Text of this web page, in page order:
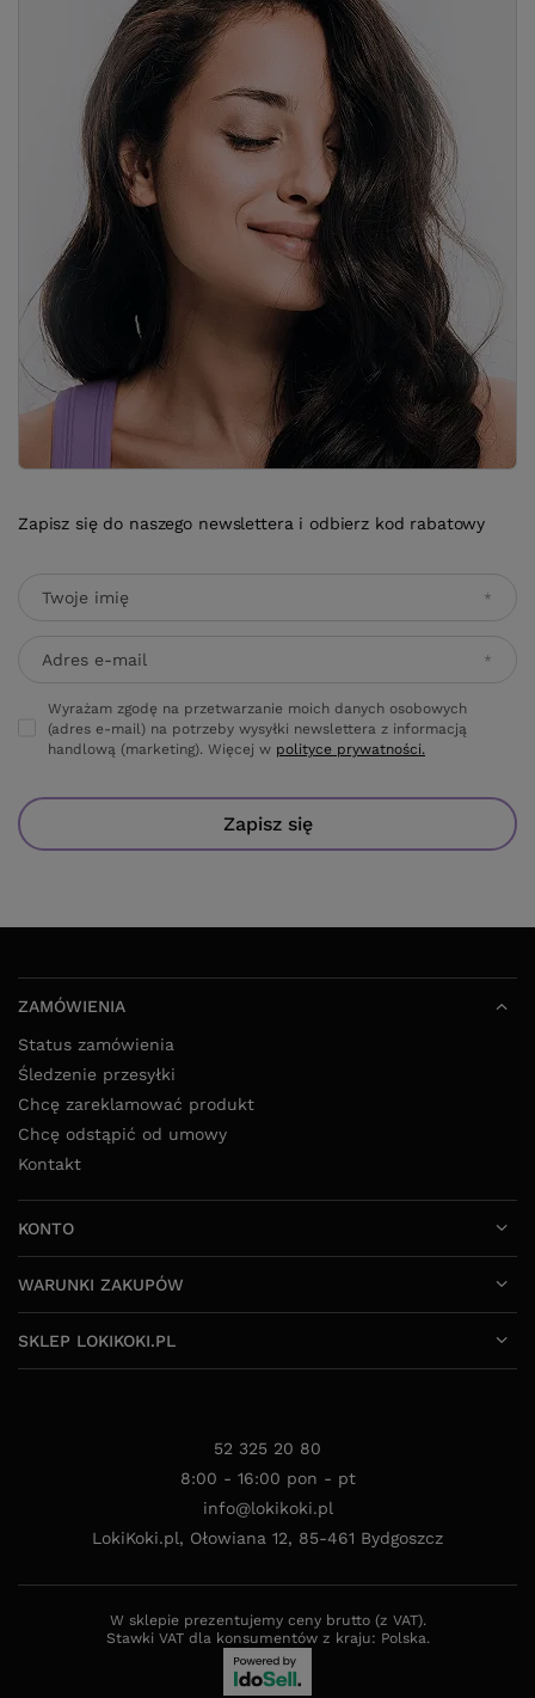
Zapisz się do naszego newslettera i odbierz kod rabatowy
Twoje imię
Adres e-mail
Wyrażam zgodę na przetwarzanie moich danych osobowych
(adres e-mail) na potrzeby wysyłki newslettera z informacją
handlową (marketing). Więcej w polityce prywatności.
Zapisz się
ZAMÓWIENIA
Status zamówienia
Śledzenie przesyłki
Chcę zareklamować produkt
Chcę odstąpić od umowy
Kontakt
KONTO
WARUNKI ZAKUPÓW
SKLEP LOKIKOKI.PL
52 325 20 80
8:00 - 16:00 pon - pt
info@lokikoki.pl
LokiKoki.pl, Ołowiana 12, 85-461 Bydgoszcz
W sklepie prezentujemy ceny brutto (z VAT).
Stawki VAT dla konsumentów z kraju: Polska.